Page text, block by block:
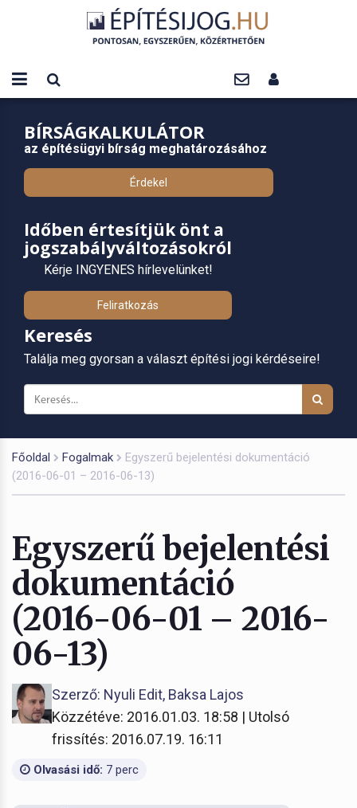
BÍRSÁGKALKULÁTOR
az építésügyi bírság meghatározásához
Érdekel
Időben értesítjük önt a
jogszabályváltozásokról
Kérje INGYENES hírlevelünket!
Feliratkozás
Keresés
Találja meg gyorsan a választ építési jogi kérdéseire!
Főoldal Fogalmak
Egyszerű bejelentési dokumentáció
(2016-06-01 – 2016-06-13)
Egyszerű bejelentési
dokumentáció
(2016-06-01 – 2016-
06-13)
Szerző: Nyuli Edit, Baksa Lajos
Közzétéve: 2016.01.03. 18:58 | Utolsó
frissítés: 2016.07.19. 16:11
Olvasási idő: 7 perc